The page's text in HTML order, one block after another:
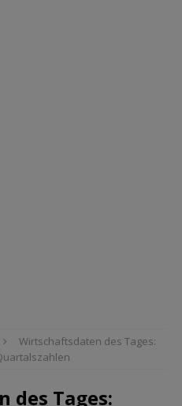
Wirtschaftsdaten des Tages:
des Tages: